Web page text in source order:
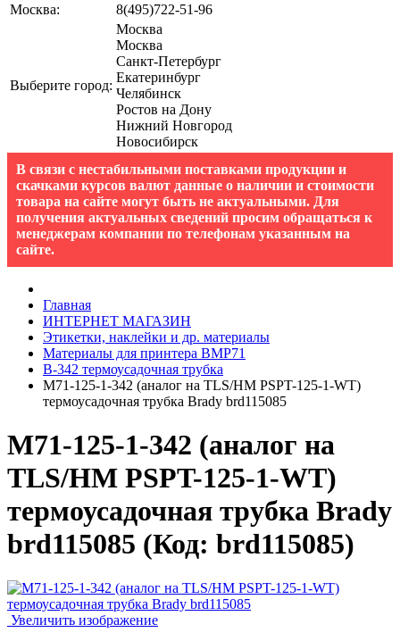
Москва: 8(495)722-51-96
Выберите город:
Москва
Москва
Санкт-Петербург
Екатеринбург
Челябинск
Ростов на Дону
Нижний Новгород
Новосибирск
В связи с нестабильными поставками продукции и
скачками курсов валют данные о наличии и стоимости
товара на сайте могут быть не актуальными. Для
получения актуальных сведений просим обращаться к
менеджерам компании по телефонам указанным на
сайте.
Главная
ИНТЕРНЕТ МАГАЗИН
Этикетки, наклейки и др. материалы
Материалы для принтера BMP71
B-342 термоусадочная трубка
M71-125-1-342 (аналог на TLS/HM PSPT-125-1-WT)
термоусадочная трубка Brady brd115085
M71-125-1-342 (аналог на
TLS/HM PSPT-125-1-WT)
термоусадочная трубка Brady
brd115085 (Код: brd115085)
Увеличить изображение